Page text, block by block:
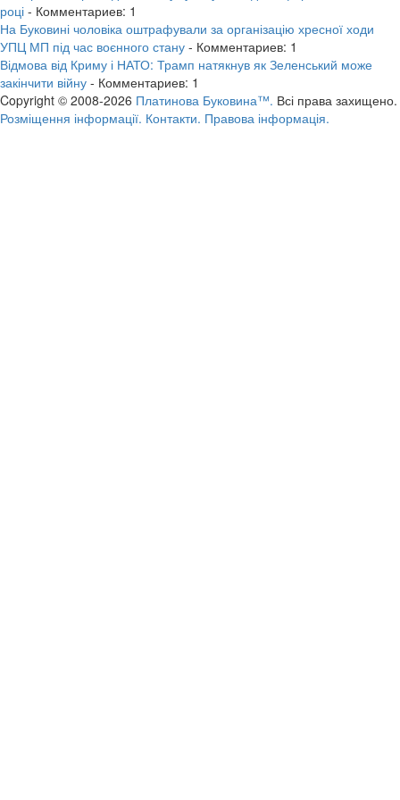
році - Комментариев: 1
На Буковині чоловіка оштрафували за організацію хресної ходи
УПЦ МП під час воєнного стану - Комментариев: 1
Відмова від Криму і НАТО: Трамп натякнув як Зеленський може
закінчити війну - Комментариев: 1
Copyright © 2008-2026 Платинова Буковина™. Всі права захищено.
Розміщення інформації. Контакти. Правова інформація.